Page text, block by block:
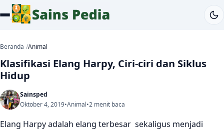
Beranda Animal
Klasifikasi Elang Harpy, Ciri-ciri dan Siklus
Hidup
Sainsped
Oktober 4, 2019•Animal•2 menit baca
Elang Harpy adalah elang terbesar sekaligus menjadi